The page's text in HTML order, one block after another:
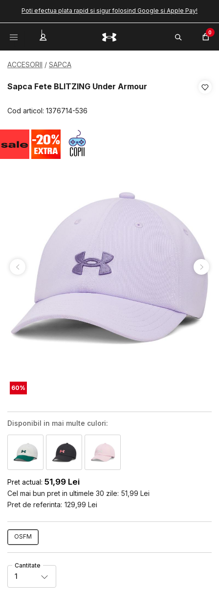
Poti efectua plata rapid si sigur folosind Google si Apple Pay!
0
ACCESORII SAPCA
Sapca Fete BLITZING Under Armour
Cod articol: 1376714-536
60%
Disponibil in mai multe culori:
Pret actual: 51,99 Lei
Cel mai bun pret in ultimele 30 zile: 51,99 Lei
Pret de referinta: 129,99 Lei
OSFM
Cantitate
1